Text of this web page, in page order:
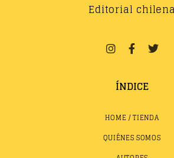
Editorial chilena
ÍNDICE
HOME / TIENDA
QUIÉNES SOMOS